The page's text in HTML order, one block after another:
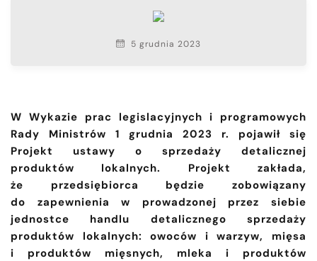
5 grudnia 2023
W Wykazie prac legislacyjnych i programowych
Rady Ministrów 1 grudnia 2023 r. pojawił się
Projekt ustawy o sprzedaży detalicznej
produktów lokalnych. Projekt zakłada,
że przedsiębiorca będzie zobowiązany
do zapewnienia w prowadzonej przez siebie
jednostce handlu detalicznego sprzedaży
produktów lokalnych: owoców i warzyw, mięsa
i produktów mięsnych, mleka i produktów